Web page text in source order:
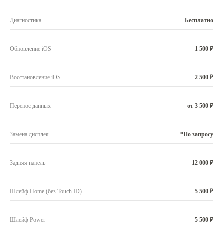
Диагностика Бесплатно
Обновление iOS 1 500 ₽
Восстановление iOS 2 500 ₽
Перенос данных от 3 500 ₽
Замена дисплея *По запросу
Задняя панель 12 000 ₽
Шлейф Home (без Touch ID) 5 500 ₽
Шлейф Power 5 500 ₽